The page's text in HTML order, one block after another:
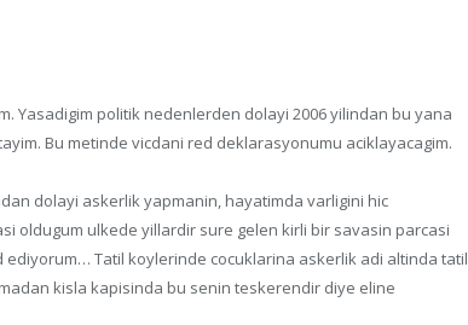
Yasadigim politik nedenlerden dolayi 2006 yilindan bu yana
Bu metinde vicdani red deklarasyonumu aciklayacagim.
dolayi askerlik yapmanin, hayatimda varligini hic
oldugum ulkede yillardir sure gelen kirli bir savasin parcasi
Tatil koylerinde cocuklarina askerlik adi altinda tatil
kisla kapisinda bu senin teskerendir diye eline